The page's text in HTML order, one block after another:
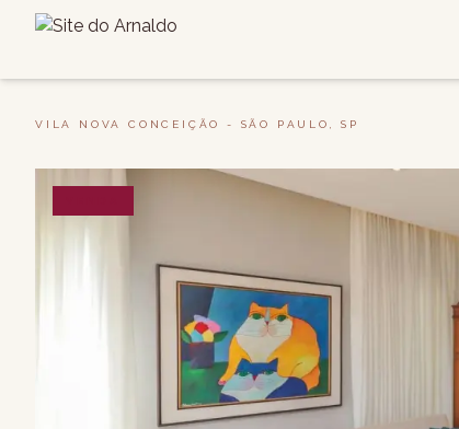
VILA NOVA CONCEIÇÃO - SÃO PAULO, SP